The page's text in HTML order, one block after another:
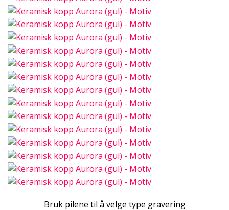
Bruk pilene til å velge type gravering